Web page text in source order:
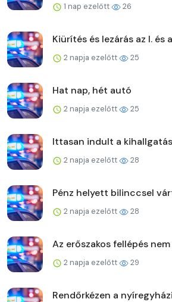
1 nap ezelőtt 26
Kiürítés és lezárás az I. és
2 napja ezelőtt 25
Hat nap, hét autó
2 napja ezelőtt 25
Ittasan indult a
2 napja ezelőtt 28
Pénz helyett bilinccsel
2 napja ezelőtt 28
Az erőszakos fellépés
2 napja ezelőtt 29
Rendőrkézen a